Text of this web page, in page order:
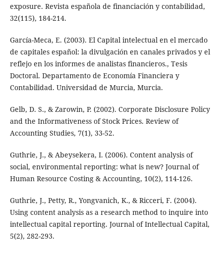
exposure. Revista española de financiación y contabilidad,
32(115), 184-214.
García-Meca, E. (2003). El Capital intelectual en el mercado
de capitales español: la divulgación en canales privados y el
reflejo en los informes de analistas financieros., Tesis
Doctoral. Departamento de Economía Financiera y
Contabilidad. Universidad de Murcia, Murcia.
Gelb, D. S., & Zarowin, P. (2002). Corporate Disclosure Policy
and the Informativeness of Stock Prices. Review of
Accounting Studies, 7(1), 33-52.
Guthrie, J., & Abeysekera, I. (2006). Content analysis of
social, environmental reporting: what is new? Journal of
Human Resource Costing & Accounting, 10(2), 114-126.
Guthrie, J., Petty, R., Yongvanich, K., & Ricceri, F. (2004).
Using content analysis as a research method to inquire into
intellectual capital reporting. Journal of Intellectual Capital,
5(2), 282-293.